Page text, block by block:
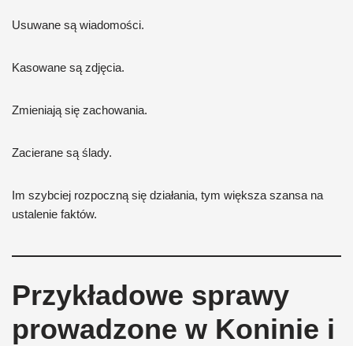
Usuwane są wiadomości.
Kasowane są zdjęcia.
Zmieniają się zachowania.
Zacierane są ślady.
Im szybciej rozpoczną się działania, tym większa szansa na
ustalenie faktów.
Przykładowe sprawy
prowadzone w Koninie i